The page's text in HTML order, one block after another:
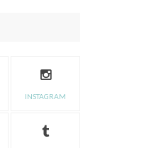
INSTAGRAM